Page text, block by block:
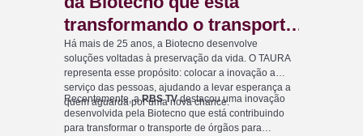
transformando o transporte
de órgãos e levando
esperança a pacientes que
aguardam por um
transplante
Há mais de 25 anos, a Biotecno desenvolve
soluções voltadas à preservação da vida. O TAURA
representa esse propósito: colocar a inovação a
serviço das pessoas, ajudando a levar esperança a
quem aguarda por uma nova chance.
Recentemente, aRBS TVdestacou uma inovação
desenvolvida pela Biotecno que está contribuindo
para transformar o transporte de órgãos para